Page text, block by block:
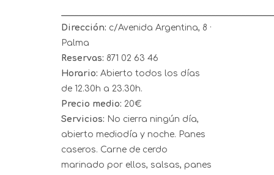
Dirección: c/Avenida Argentina, 8 ·
Palma
Reservas: 871 02 63 46
Horario: Abierto todos los días
de 12.30h a 23.30h.
Precio medio: 20€
Servicios: No cierra ningún día,
abierto mediodía y noche. Panes
caseros. Carne de cerdo
marinado por ellos, salsas, panes